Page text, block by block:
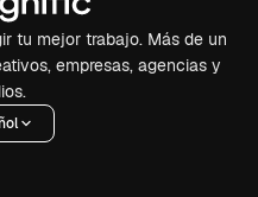
tu mejor trabajo. Más de un
empresas, agencias y